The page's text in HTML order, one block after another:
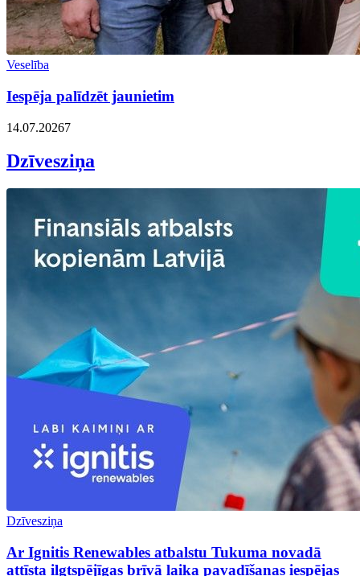
Veselība
Iespēja palīdzēt jaunietim
14.07.20267
Dzīvesziņa
Dzīvesziņa
Ar Ignitis Renewables atbalstu Tukuma novadā
attīsta ilgtspējīgas brīvā laika pavadīšanas iespējas